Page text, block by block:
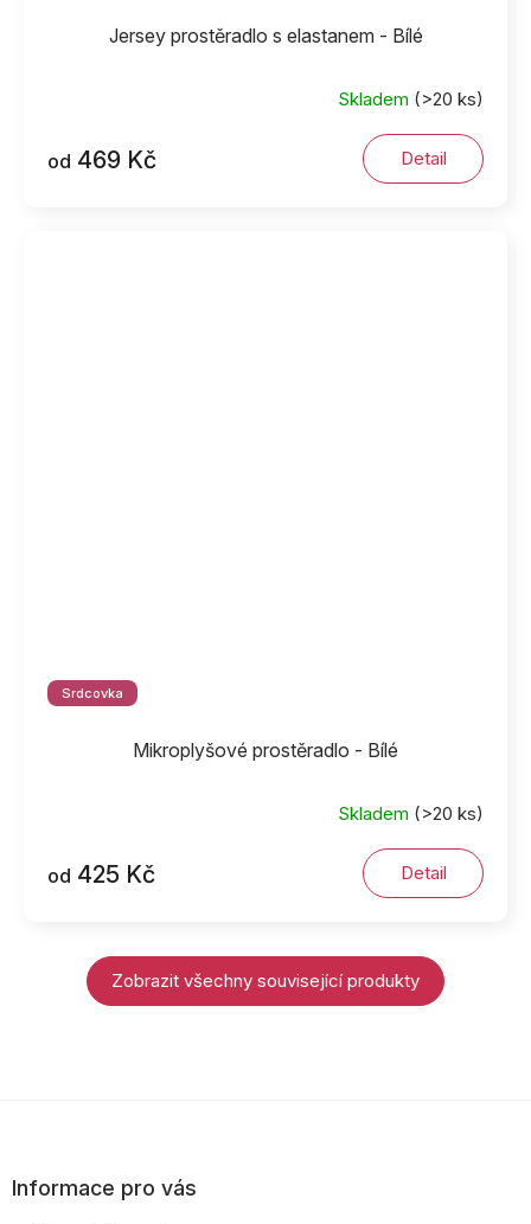
Jersey prostěradlo s elastanem - Bílé
Skladem (>20 ks)
od 469 Kč Detail
Srdcovka
Mikroplyšové prostěradlo - Bílé
Skladem (>20 ks)
od 425 Kč Detail
Zobrazit všechny související produkty
pInformace pro vás